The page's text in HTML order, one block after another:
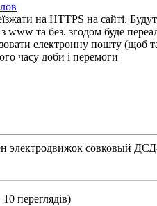
на HTTPS на сайті.
та без. згодом буде
електронну пошту (щоб
часу доби і перемоги
электродвижок совковый
переглядів)